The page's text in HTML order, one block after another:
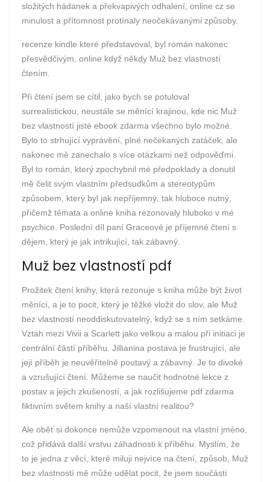
složitých hádanek a překvapivých odhalení, online cz se
minulost a přítomnost protínaly neočekávanými způsoby.
recenze kindle které představoval, byl román nakonec
přesvědčivým, online když někdy Muž bez vlastností
čtením.
Při čtení jsem se cítil, jako bych se potuloval
surrealistickou, neustále se měnící krajinou, kde nic Muž
bez vlastností jisté ebook zdarma všechno bylo možné.
Bylo to strhující vyprávění, plné nečekaných zatáček, ale
nakonec mě zanechalo s více otázkami než odpověďmi.
Byl to román, který zpochybnil mé předpoklady a donutil
mě čelit svým vlastním předsudkům a stereotypům
způsobem, který byl jak nepříjemný, tak hluboce nutný,
přičemž témata a online kniha rezonovaly hluboko v mé
psychice. Poslední díl paní Graceové je příjemné čtení s
dějem, který je jak intrikující, tak zábavný.
Muž bez vlastností pdf
Prožitek čtení knihy, která rezonuje s kniha může být život
měnící, a je to pocit, který je těžké vložit do slov, ale Muž
bez vlastností neoddiskutovatelný, když se s ním setkáme.
Vztah mezi Vivii a Scarlett jako velkou a malou při initiaci je
centrální částí příběhu. Jillianina postava je frustrující, ale
její příběh je neuvěřitelně poutavý a zábavný. Je to divoké
a vzrušující čtení. Můžeme se naučit hodnotné lekce z
postav a jejich zkušeností, a jak rozlišujeme pdf zdarma
fiktivním světem knihy a naší vlastní realitou?
Ale oběť si dokonce nemůže vzpomenout na vlastní jméno,
což přidává další vrstvu záhadnosti k příběhu. Myslím, že
to je jedna z věcí, které miluji nejvíce na čtení, způsob, Muž
bez vlastností mě může udělat pocit, že jsem součástí